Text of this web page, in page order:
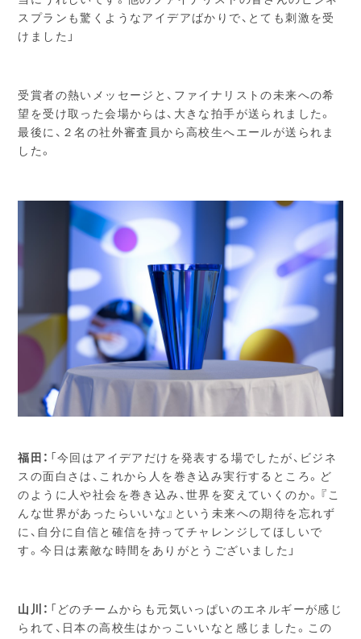
スプランも驚くようなアイデアばかりで、とても刺激を受
けました」
受賞者の熱いメッセージと、ファイナリストの未来への希
望を受け取った会場からは、大きな拍手が送られました。
最後に、２名の社外審査員から高校生へエールが送られま
した。
福田： 「今回はアイデアだけを発表する場でしたが、ビジネ
スの面白さは、これから人を巻き込み実行するところ。ど
のように人や社会を巻き込み、世界を変えていくのか。『こ
んな世界があったらいいな』という未来への期待を忘れず
に、自分に自信と確信を持ってチャレンジしてほしいで
す。今日は素敵な時間をありがとうございました」
山川： 「どのチームからも元気いっぱいのエネルギーが感じ
られて、日本の高校生はかっこいいなと感じました。この